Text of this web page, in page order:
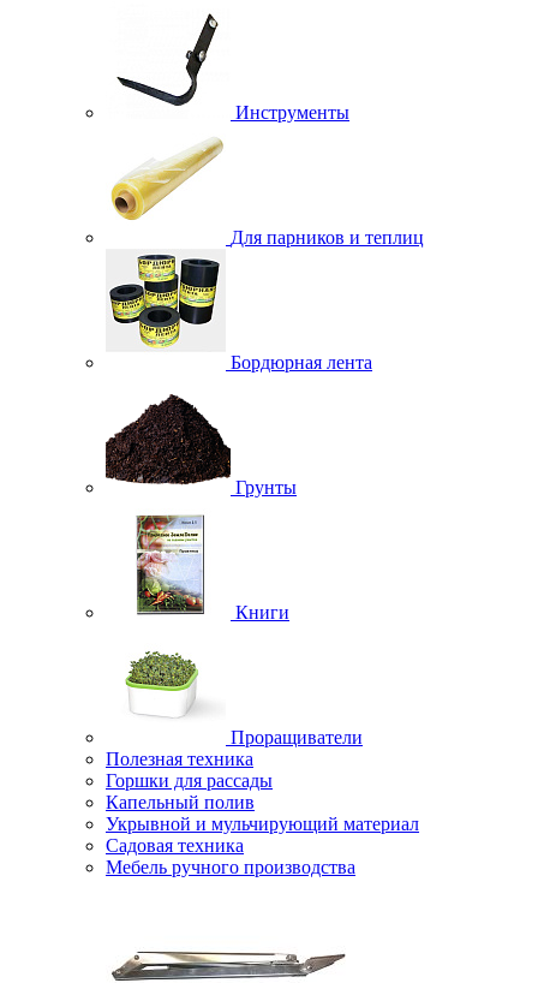
Инструменты
Для парников и теплиц
Бордюрная лента
Грунты
Книги
Проращиватели
Полезная техника
Горшки для рассады
Капельный полив
Укрывной и мульчирующий материал
Садовая техника
Мебель ручного производства